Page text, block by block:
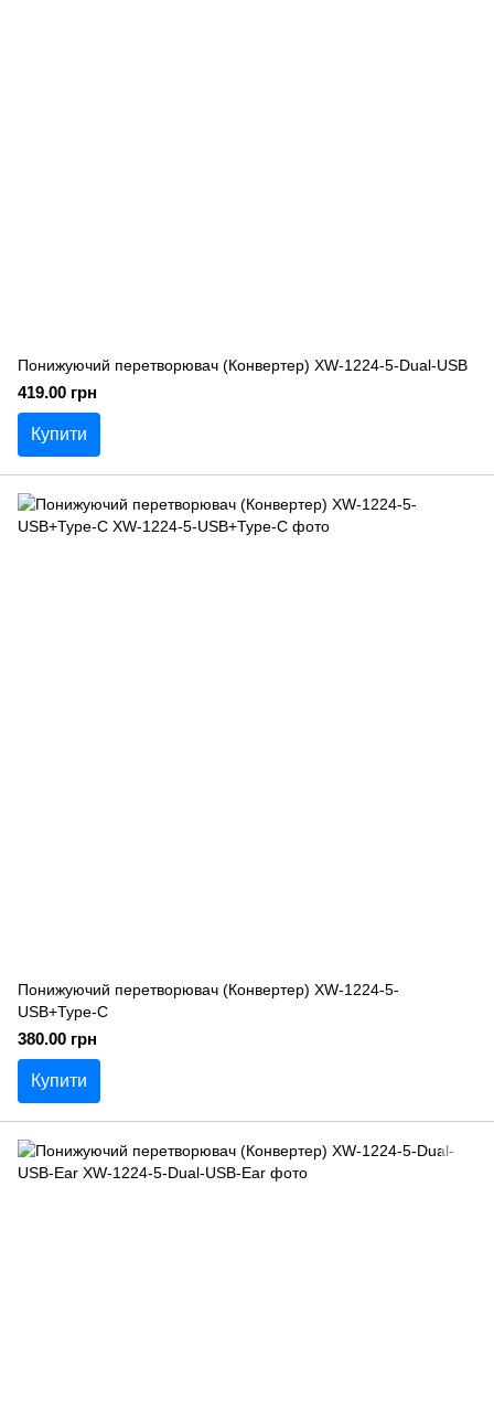
Понижуючий перетворювач (Конвертер) XW-1224-5-Dual-USB
419.00 грн
Купити
Понижуючий перетворювач (Конвертер) XW-1224-5-
USB+Type-C
380.00 грн
Купити